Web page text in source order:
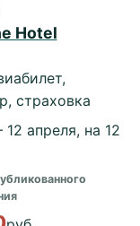
Hotel
страховка
апреля, на 12